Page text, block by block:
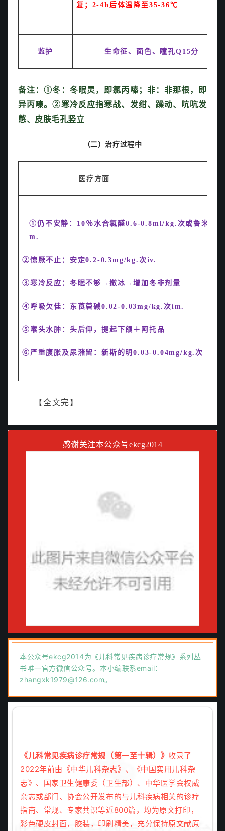
复；2-4h后体温降至35-36℃
监护 生命征、面色、瞳孔Q15分
备注：①冬：冬眠灵，即氯丙嗪；非：非那根，即
异丙嗪。②寒冷反应指寒战、发绀、躁动、吭吭发
憋、皮肤毛孔竖立
（二）治疗过程中
医疗方面
①仍不安静：10％水合氯醛0.6-0.8ml/kg.次或鲁米那
m.
②惊厥不止：安定0.2-0.3mg/kg.次iv.
③寒冷反应：冬眠不够→撤冰→增加冬非剂量
④呼吸欠佳：东莨菪碱0.02-0.03mg/kg.次im.
⑤喉头水肿：头后仰，提起下颌＋阿托品
⑥严重腹胀及尿潴留：新斯的明0.03-0.04mg/kg.次
【全文完】
感谢关注本公众号ekcg2014
本公众号ekcg2014为《儿科常见疾病诊疗常规》系列丛
书唯一官方微信公众号。本小编联系email：
zhangxk1979@126.com。
《儿科常见疾病诊疗常规（第一至十辑）》 收录了
2022年前由 《中华儿科杂志》、《中国实用儿科杂
志》、国家卫生健康委（卫生部）、中华医学会权威
杂志或部门、协会公开发布的与儿科疾病相关的诊疗
指南、常规、专家共识等近800篇，均为原文打印，
彩色硬皮封面，胶装，印刷精美，充分保持原文献原